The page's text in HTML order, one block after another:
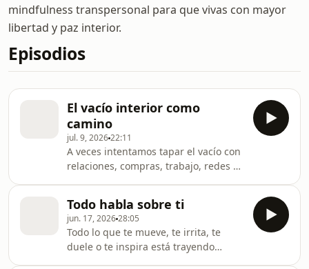
mindfulness transpersonal para que vivas con mayor
libertad y paz interior.
Episodios
El vacío interior como
camino
jul. 9, 202622:11
A veces intentamos tapar el vacío con
relaciones, compras, trabajo, redes o
mostrarnos el camino de regreso
hacia dentro. En este episodio
hablamos del vacío interior, la
rendición y la posibilidad de volver a
Todo habla sobre ti
jun. 17, 202628:05
Todo lo que te mueve, te irrita, te
duele o te inspira está trayendo